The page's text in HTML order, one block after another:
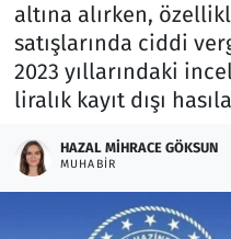
altına alırken,
satışlarında ciddi
2023 yıllarındaki
liralık kayıt dışı
HAZAL MIHRACE GÖKSUN
MUHABIR
Memur ve Kamu
Otomobil
Oyun
Ramazan